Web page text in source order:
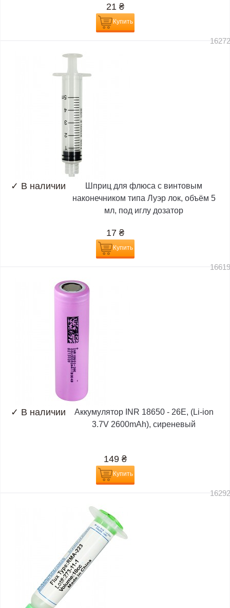
21 ₴
Купить
✓ В наличии
Шприц для флюса с винтовым
наконечником типа Луэр лок, объём 5
мл, под иглу дозатор
17 ₴
Купить
✓ В наличии
Аккумулятор INR 18650 - 26E, (Li-ion
3.7V 2600mAh), сиреневый
149 ₴
Купить